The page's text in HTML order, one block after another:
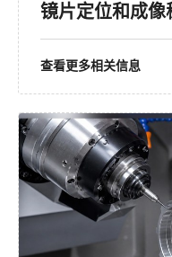
镜片定位和成像
查看更多相关信息